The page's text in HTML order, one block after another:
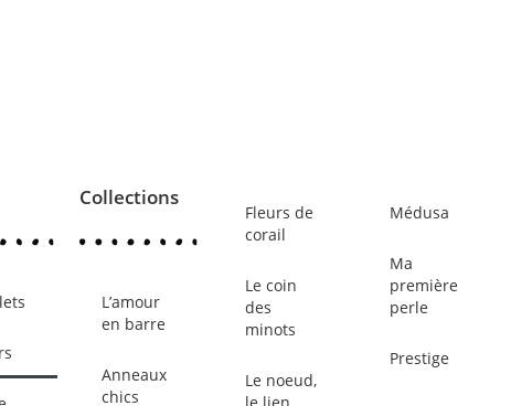
Collections
L’amour
en barre
Anneaux
chics
Fleurs de
corail
Le coin
des
minots
Le noeud,
Médusa
Ma
première
perle
Prestige